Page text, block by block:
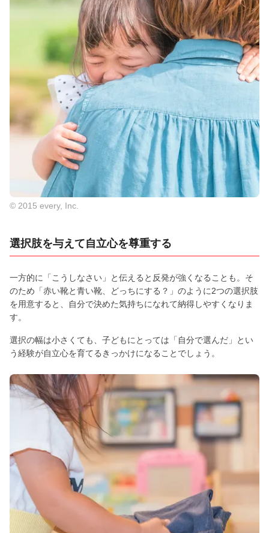
© 2015 every, Inc.
選択肢を与えて自立心を尊重する
一方的に「こうしなさい」と伝えると反発が強くなることも。そ
のため「赤い靴と青い靴、どっちにする？」のように2つの選択肢
を用意すると、自分で決めた気持ちになれて納得しやすくなりま
す。
選択の幅は小さくても、子どもにとっては「自分で選んだ」とい
う経験が自立心を育てるきっかけになることでしょう。